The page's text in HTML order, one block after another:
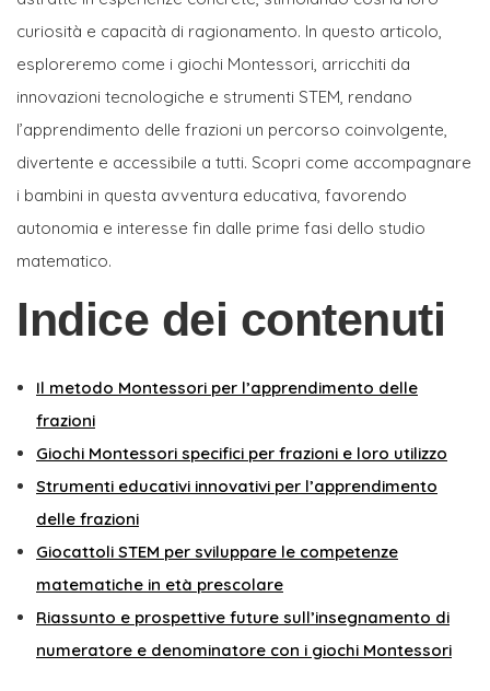
curiosità e capacità di ragionamento. In questo articolo,
esploreremo come i giochi Montessori, arricchiti da
innovazioni tecnologiche e strumenti STEM, rendano
l’apprendimento delle frazioni un percorso coinvolgente,
divertente e accessibile a tutti. Scopri come accompagnare
i bambini in questa avventura educativa, favorendo
autonomia e interesse fin dalle prime fasi dello studio
matematico.
Indice dei contenuti
Il metodo Montessori per l’apprendimento delle
frazioni
Giochi Montessori specifici per frazioni e loro utilizzo
Strumenti educativi innovativi per l’apprendimento
delle frazioni
Giocattoli STEM per sviluppare le competenze
matematiche in età prescolare
Riassunto e prospettive future sull’insegnamento di
numeratore e denominatore con i giochi Montessori